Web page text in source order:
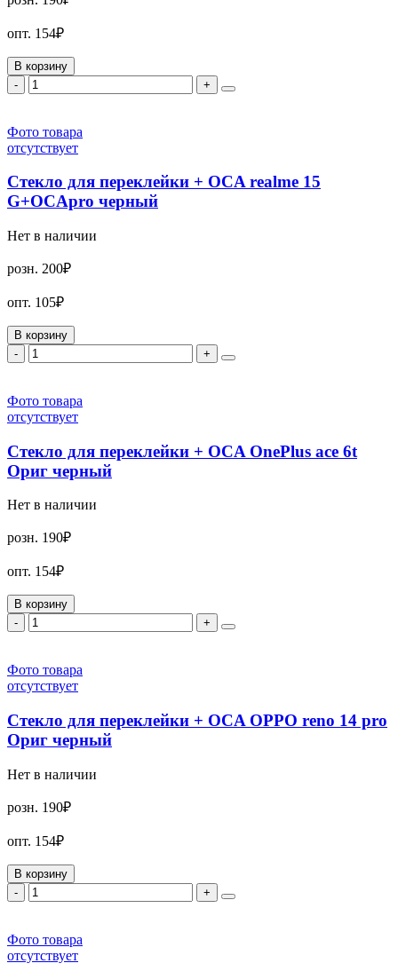
опт. 154₽
В корзину
-
+
Фото товара
отсутствует
Стекло для переклейки + OCA realme 15
G+OCApro черный
Нет в наличии
розн. 200₽
опт. 105₽
В корзину
-
+
Фото товара
отсутствует
Стекло для переклейки + OCA OnePlus ace 6t
Ориг черный
Нет в наличии
розн. 190₽
опт. 154₽
В корзину
-
+
Фото товара
отсутствует
Стекло для переклейки + OCA OPPO reno 14 pro
Ориг черный
Нет в наличии
розн. 190₽
опт. 154₽
В корзину
-
+
Фото товара
отсутствует